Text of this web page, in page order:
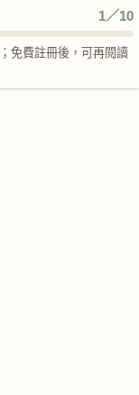
1／10
；免費註冊後，可再閱讀